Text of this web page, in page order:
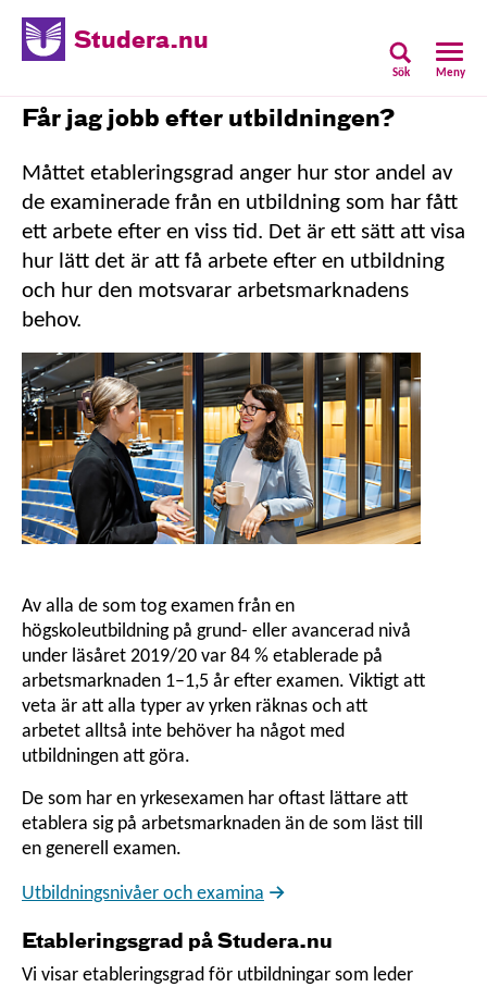
Studera.nu
Sök Meny
Får jag jobb efter utbildningen?
Måttet etableringsgrad anger hur stor andel av
de examinerade från en utbildning som har fått
ett arbete efter en viss tid. Det är ett sätt att visa
hur lätt det är att få arbete efter en utbildning
och hur den motsvarar arbetsmarknadens
behov.
Av alla de som tog examen från en
högskoleutbildning på grund- eller avancerad nivå
under läsåret 2019/20 var 84 % etablerade på
arbetsmarknaden 1–1,5 år efter examen. Viktigt att
veta är att alla typer av yrken räknas och att
arbetet alltså inte behöver ha något med
utbildningen att göra.
De som har en yrkesexamen har oftast lättare att
etablera sig på arbetsmarknaden än de som läst till
en generell examen.
Utbildningsnivåer och examina
Etableringsgrad på Studera.nu
Vi visar etableringsgrad för utbildningar som leder